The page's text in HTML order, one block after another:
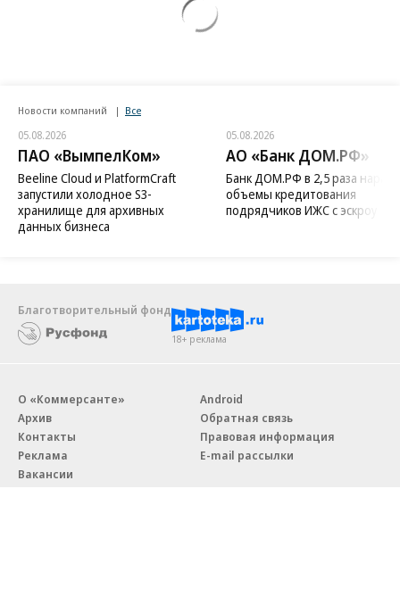
Новости компаний Все
05.08.2026
ПАО «ВымпелКом»
Beeline Cloud и PlatformCraft
запустили холодное S3-
хранилище для архивных
данных бизнеса
05.08.2026
АО «Банк ДОМ.РФ»
Банк ДОМ.РФ в 2,5 раза
объемы кредитования
подрядчиков ИЖС с эскроу
Благотворительный фонд
18+ реклама
О «Коммерсанте»
Архив
Контакты
Реклама
Вакансии
Android
Обратная связь
Правовая информация
E-mail рассылки